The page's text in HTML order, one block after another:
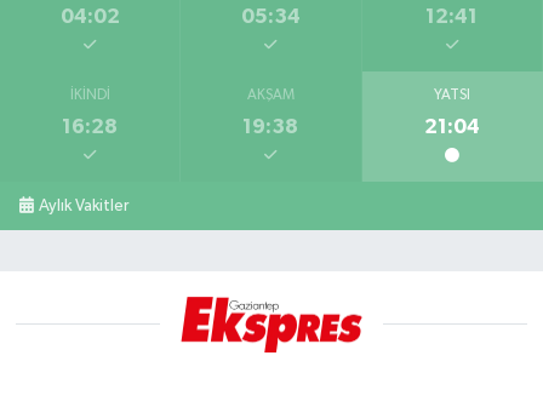
04:02 05:34 12:41
İKINDI
16:28
AKŞAM
19:38
YATSI
21:04
Aylık Vakitler